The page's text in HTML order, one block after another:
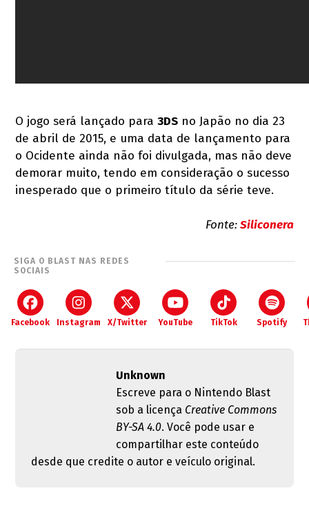
O jogo será lançado para3DS no Japão no dia 23
de abril de 2015, e uma data de lançamento para
o Ocidente ainda não foi divulgada, mas não deve
demorar muito, tendo em consideração o sucesso
inesperado que o primeiro título da série teve.
Fonte:Siliconera
SIGA O BLAST NAS REDES
SOCIAIS
Facebook Instagram X/Twitter YouTube TikTok Spotify
Unknown
Escreve para o Nintendo Blast
sob a licença Creative Commons
BY-SA 4.0. Você pode usar e
compartilhar este conteúdo
desde que credite o autor e veículo original.